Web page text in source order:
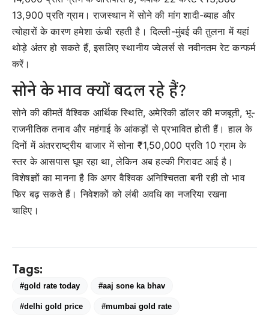
13,900 प्रति ग्राम। राजस्थान में सोने की मांग शादी-ब्याह और
त्योहारों के कारण हमेशा ऊंची रहती है। दिल्ली-मुंबई की तुलना में यहां
थोड़े अंतर हो सकते हैं, इसलिए स्थानीय ज्वेलर्स से नवीनतम रेट कन्फर्म
करें।
सोने के भाव क्यों बदल रहे हैं?
सोने की कीमतें वैश्विक आर्थिक स्थिति, अमेरिकी डॉलर की मजबूती, भू-
राजनीतिक तनाव और महंगाई के आंकड़ों से प्रभावित होती हैं। हाल के
दिनों में अंतरराष्ट्रीय बाजार में सोना ₹1,50,000 प्रति 10 ग्राम के
स्तर के आसपास घूम रहा था, लेकिन अब हल्की गिरावट आई है।
विशेषज्ञों का मानना है कि अगर वैश्विक अनिश्चितता बनी रही तो भाव
फिर बढ़ सकते हैं। निवेशकों को लंबी अवधि का नजरिया रखना
चाहिए।
Tags:
#gold rate today #aaj sone ka bhav
#delhi gold price #mumbai gold rate